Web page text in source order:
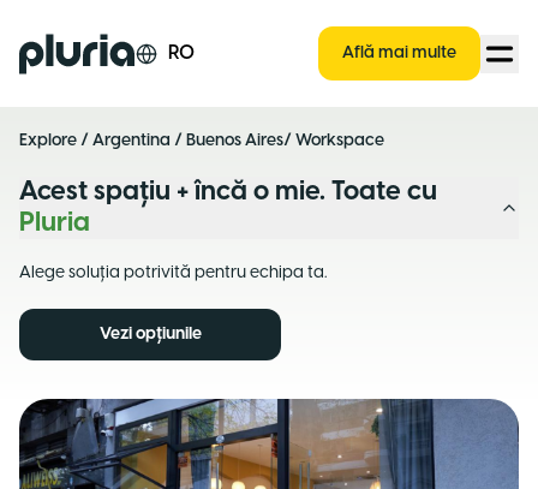
Logo Pluria RO Află mai multe
Explore / Argentina / Buenos Aires/ Workspace
Acest spațiu + încă o mie. Toate cu
Pluria
Alege soluția potrivită pentru echipa ta.
Vezi opțiunile